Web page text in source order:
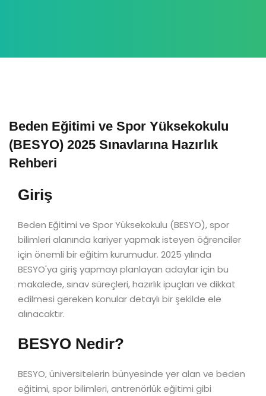
Beden Eğitimi ve Spor Yüksekokulu
(BESYO) 2025 Sınavlarına Hazırlık
Rehberi
Giriş
Beden Eğitimi ve Spor Yüksekokulu (BESYO), spor
bilimleri alanında kariyer yapmak isteyen öğrenciler
için önemli bir eğitim kurumudur. 2025 yılında
BESYO'ya giriş yapmayı planlayan adaylar için bu
makalede, sınav süreçleri, hazırlık ipuçları ve dikkat
edilmesi gereken konular detaylı bir şekilde ele
alınacaktır.
BESYO Nedir?
BESYO, üniversitelerin bünyesinde yer alan ve beden
eğitimi, spor bilimleri, antrenörlük eğitimi gibi